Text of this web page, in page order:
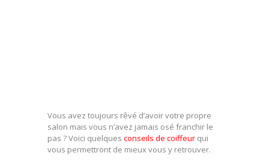
Vous avez toujours rêvé d’avoir votre propre
salon mais vous n’avez jamais osé franchir le
pas ? Voici quelques conseils de coiffeur qui
vous permettront de mieux vous y retrouver.